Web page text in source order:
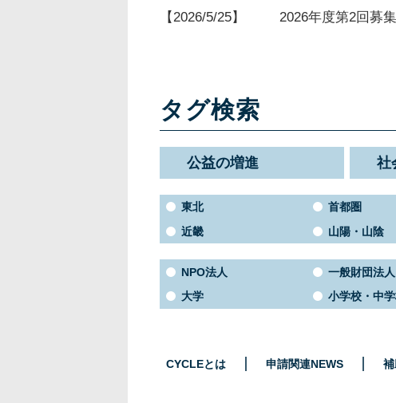
2026/5/25
2026年度第2回募
タグ検索
公益の増進 社
東北 首都圏
近畿
山陽・山陰
NPO法人 一般財団法人
大学
小学校・中
CYCLEとは 申請関連NEWS